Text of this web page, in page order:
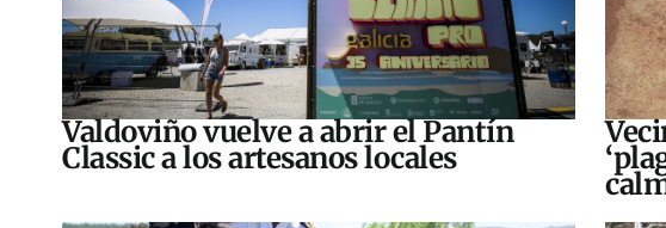
Valdoviño vuelve a abrir el Pantín
Classic a los artesanos locales